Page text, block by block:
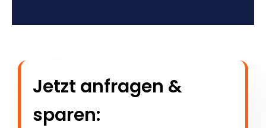
Jetzt anfragen &
sparen: